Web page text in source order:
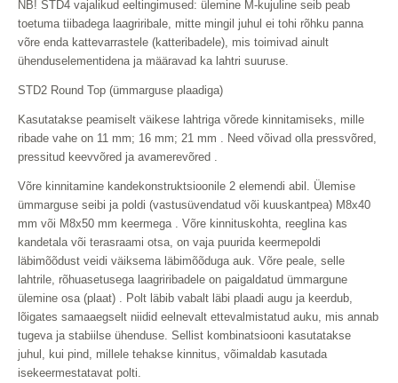
NB! STD4 vajalikud eeltingimused: ülemine M-kujuline seib peab
toetuma tiibadega laagriribale, mitte mingil juhul ei tohi rõhku panna
võre enda kattevarrastele (katteribadele), mis toimivad ainult
ühenduselementidena ja määravad ka lahtri suuruse.
STD2 Round Top (ümmarguse plaadiga)
Kasutatakse peamiselt väikese lahtriga võrede kinnitamiseks, mille
ribade vahe on 11 mm; 16 mm; 21 mm . Need võivad olla pressvõred,
pressitud keevvõred ja avamerevõred .
Võre kinnitamine kandekonstruktsioonile 2 elemendi abil. Ülemise
ümmarguse seibi ja poldi (vastusüvendatud või kuuskantpea) M8x40
mm või M8x50 mm keermega . Võre kinnituskohta, reeglina kas
kandetala või terasraami otsa, on vaja puurida keermepoldi
läbimõõdust veidi väiksema läbimõõduga auk. Võre peale, selle
lahtrile, rõhuasetusega laagriribadele on paigaldatud ümmargune
ülemine osa (plaat) . Polt läbib vabalt läbi plaadi augu ja keerdub,
lõigates samaaegselt niidid eelnevalt ettevalmistatud auku, mis annab
tugeva ja stabiilse ühenduse. Sellist kombinatsiooni kasutatakse
juhul, kui pind, millele tehakse kinnitus, võimaldab kasutada
isekeermestatavat polti.